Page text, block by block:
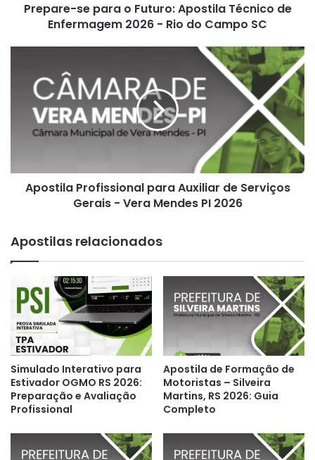
2026Prepare-se para o Futuro: Apostila Técnico de
Enfermagem 2026 - Rio do Campo SC
Auxiliar
Serviços
Vera
Mendes
Apostila Profissional para Auxiliar de Serviços
Gerais - Vera Mendes PI 2026
Apostilas relacionados
Simulado Interativo para
Estivador OGMO RS 2026:
Preparação e Avaliação
Profissional
Apostila de Formação de
Motoristas – Silveira
Martins, RS 2026: Guia
Completo